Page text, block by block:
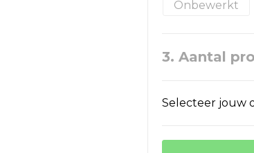
Onbewerkt
3. Aantal
Selecteer jouw